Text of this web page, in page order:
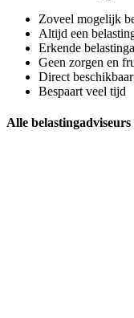
Zoveel mogelijk
Altijd een
Erkende
Geen zorgen en
Direct beschikbaar
Bespaart veel tijd
Alle